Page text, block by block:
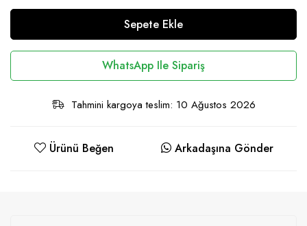
Sepete Ekle
WhatsApp Ile Sipariş
Tahmini kargoya teslim: 10 Ağustos 2026
Ürünü Beğen Arkadaşına Gönder